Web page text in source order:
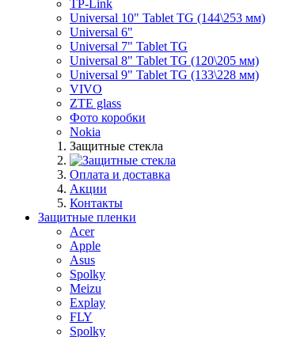
TP-Link
Universal 10" Tablet TG (144\253 мм)
Universal 6"
Universal 7" Tablet TG
Universal 8" Tablet TG (120\205 мм)
Universal 9" Tablet TG (133\228 мм)
VIVO
ZTE glass
Фото коробки
Nokia
Защитные стекла
Оплата и доставка
Акции
Контакты
Защитные пленки
Acer
Apple
Asus
Spolky
Meizu
Explay
FLY
Spolky